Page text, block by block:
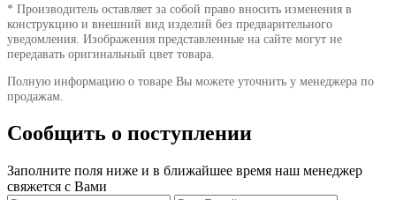
* Производитель оставляет за собой право вносить изменения в
конструкцию и внешний вид изделий без предварительного
уведомления. Изображения представленные на сайте могут не
передавать оригинальный цвет товара.
Полную информацию о товаре Вы можете уточнить у менеджера по
продажам.
Сообщить о поступлении
Заполните поля ниже и в ближайшее время наш менеджер
свяжется с Вами